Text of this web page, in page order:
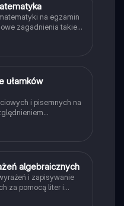
na egzamin
zagadnienia takie
obliczanie pól i
mediana oraz
ułamków
i pisemnych na
algebraicznych
i zapisywanie
za pomocą liter i